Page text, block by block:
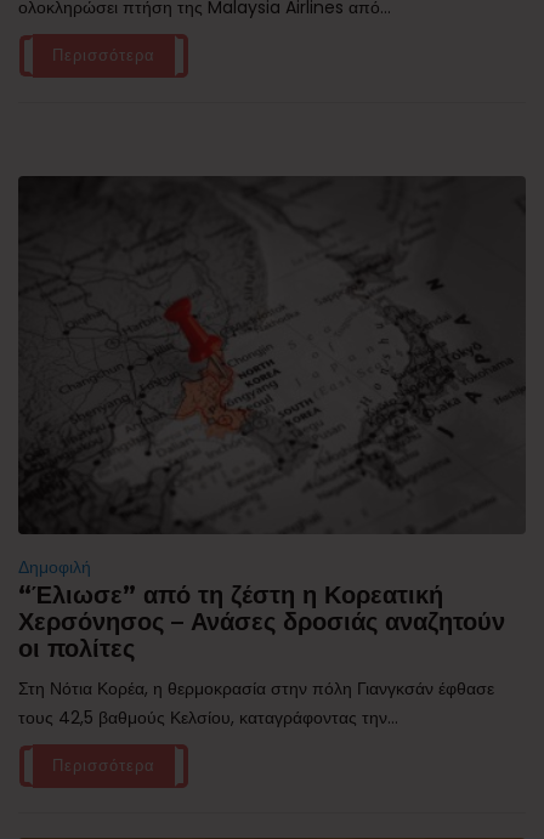
ολοκληρώσει πτήση της Malaysia Airlines από...
Περισσότερα
Δημοφιλή
“Έλιωσε” από τη ζέστη η Κορεατική
Χερσόνησος – Ανάσες δροσιάς αναζητούν
οι πολίτες
Στη Νότια Κορέα, η θερμοκρασία στην πόλη Γιανγκσάν έφθασε
τους 42,5 βαθμούς Κελσίου, καταγράφοντας την...
Περισσότερα